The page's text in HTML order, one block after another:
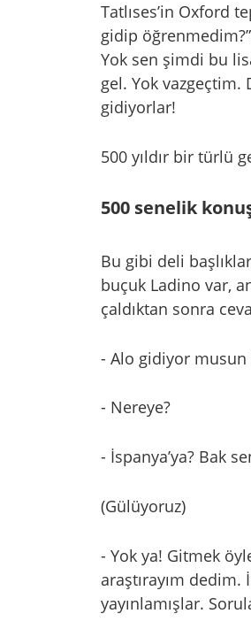
Tatlıses’in Oxford
gidip
Yok sen şimdi bu
gel. Yok vazgeçtim.
gidiyorlar!
500 yıldır bir türlü
500 senelik
Bu gibi deli
buçuk Ladino var,
çaldıktan sonra
- Alo gidiyor musun
- Nereye?
- İspanya’ya? Bak
(Gülüyoruz)
- Yok ya! Gitmek
araştırayım
yayınlamışlar.